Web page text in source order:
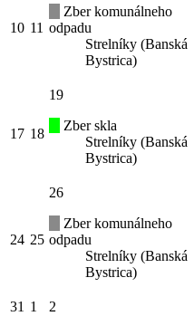
10 11
Zber komunálneho
odpadu
Strelníky (Banská
Bystrica)
17 18
19
Zber skla
Strelníky (Banská
Bystrica)
24 25
26
Zber komunálneho
odpadu
Strelníky (Banská
Bystrica)
31 1 2